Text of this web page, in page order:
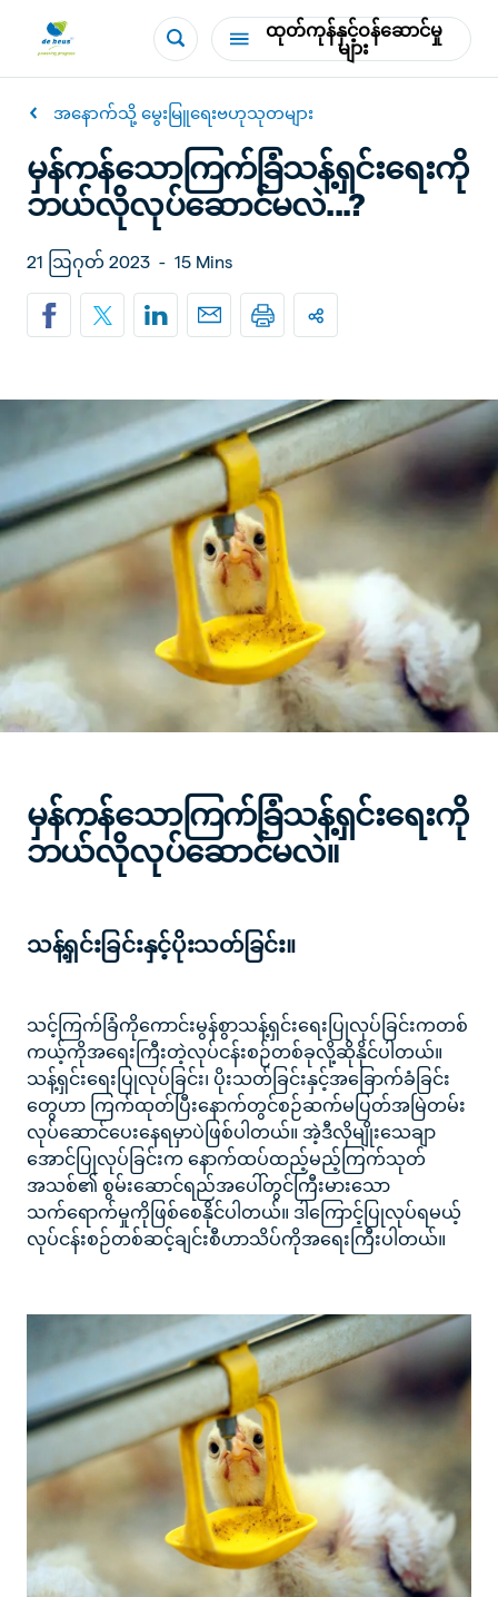
ထုတ်ကုန်နှင့်ဝန်ဆောင်မှု
များ
အနောက်သို့ မွေးမြူရေးဗဟုသုတများ
မှန်ကန်သောကြက်ခြံသန့်ရှင်းရေးကို
ဘယ်လိုလုပ်ဆောင်မလဲ...?
21 ဩဂုတ် 2023 - 15 Mins
မှန်ကန်သောကြက်ခြံသန့်ရှင်းရေးကို
ဘယ်လိုလုပ်ဆောင်မလဲ။
သန့်ရှင်းခြင်းနှင့်ပိုးသတ်ခြင်း။
သင့်ကြက်ခြံကိုကောင်းမွန်စွာသန့်ရှင်းရေးပြုလုပ်ခြင်းကတစ်
ကယ့်ကိုအရေးကြီးတဲ့လုပ်ငန်းစဉ်တစ်ခုလို့ဆိုနိုင်ပါတယ်။
သန့်ရှင်းရေးပြုလုပ်ခြင်း၊ ပိုးသတ်ခြင်းနှင့်အခြောက်ခံခြင်း
တွေဟာ ကြက်ထုတ်ပြီးနောက်တွင်စဉ်ဆက်မပြတ်အမြဲတမ်း
လုပ်ဆောင်ပေးနေရမှာပဲဖြစ်ပါတယ်။ အဲ့ဒီလိုမျိုးသေချာ
အောင်ပြုလုပ်ခြင်းက နောက်ထပ်ထည့်မည့်ကြက်သုတ်
အသစ်၏ စွမ်းဆောင်ရည်အပေါ်တွင်ကြီးမားသော
သက်ရောက်မှုကိုဖြစ်စေနိုင်ပါတယ်။ ဒါကြောင့်ပြုလုပ်ရမယ့်
လုပ်ငန်းစဉ်တစ်ဆင့်ချင်းစီဟာသိပ်ကိုအရေးကြီးပါတယ်။